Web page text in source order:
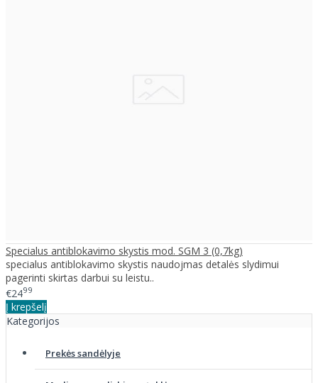
Specialus antiblokavimo skystis mod. SGM 3 (0,7kg)
specialus antiblokavimo skystis naudojmas detalės slydimui
pagerinti skirtas darbui su leistu..
€2499
Į krepšelį
Kategorijos
Prekės sandėlyje